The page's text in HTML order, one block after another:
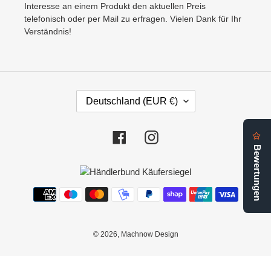
Interesse an einem Produkt den aktuellen Preis
telefonisch oder per Mail zu erfragen. Vielen Dank für Ihr
Verständnis!
E
I
Deutschland (EUR €)
FacebookInstagram
Zahlungsmethoden
© 2026, Machnow Design